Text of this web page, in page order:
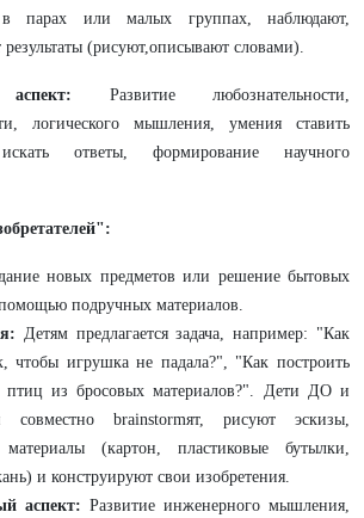
в парах или малых группах, наблюдают,
(рисуют,описывают словами).
Развитие любознательности,
логического мышления, умения ставить
ответы, формирование научного
новых предметов или решение бытовых
подручных материалов.
Детям предлагается задача, например: "Как
чтобы игрушка не падала?", "Как построить
птиц из бросовых материалов?". Дети ДО и
совместно brainstormят, рисуют эскизы,
(картон, пластиковые бутылки,
и конструируют свои изобретения.
аспект: Развитие инженерного мышления,